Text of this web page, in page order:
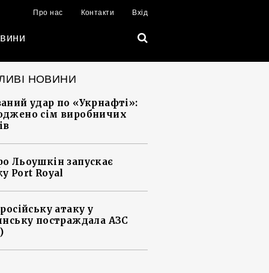
Про нас Контакти Вхід
НОВИНИ
удар по «Укрнафті»:
сім виробничих
Льоушкін запускає
Port Royal
атаку у
постраждала АЗС